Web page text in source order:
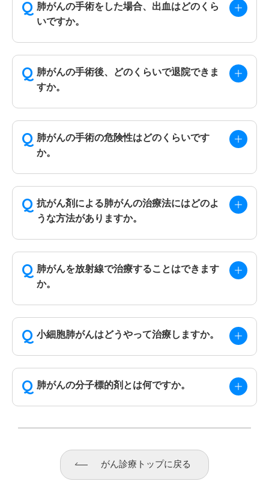
肺がんの手術をした場合、出血はどのくら
いですか。
肺がんの手術後、どのくらいで退院できま
すか。
肺がんの手術の危険性はどのくらいです
か。
抗がん剤による肺がんの治療法にはどのよ
うな方法がありますか。
肺がんを放射線で治療することはできます
か。
小細胞肺がんはどうやって治療しますか。
肺がんの分子標的剤とは何ですか。
がん診療トップに戻る